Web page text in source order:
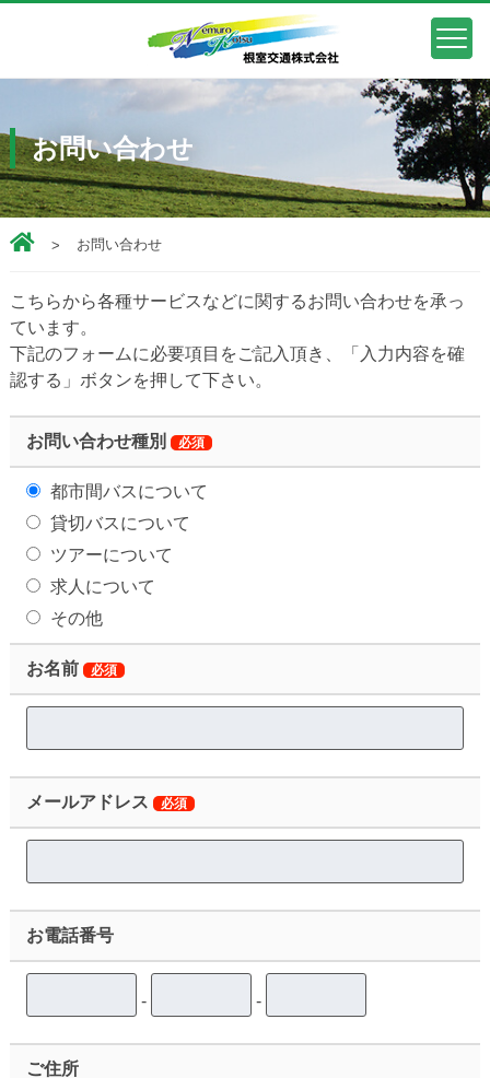
お問い合わせ
お問い合わせ
こちらから各種サービスなどに関するお問い合わせを承っ
ています。
下記のフォームに必要項目をご記入頂き、「入力内容を確
認する」ボタンを押して下さい。
お問い合わせ種別 必須
都市間バスについて
貸切バスについて
ツアーについて
求人について
その他
お名前 必須
メールアドレス 必須
お電話番号
- -
ご住所